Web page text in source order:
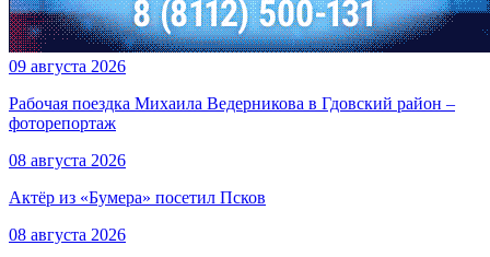
09 августа 2026
Рабочая поездка Михаила Ведерникова в Гдовский район –
фоторепортаж
08 августа 2026
Актёр из «Бумера» посетил Псков
08 августа 2026